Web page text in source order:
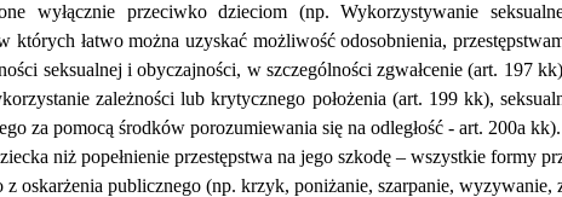
wyłącznie przeciwko dzieciom (np. Wykorzystywanie
których łatwo można uzyskać możliwośćodosobnienia, przestę
ści seksualnej i obyczajności, w szczególności zgwałcenie (art. 197
zależności lub krytycznego położenia (art. 199 kk),
za pomocą środków porozumiewania się na odległość - art. 200a kk).
niż popełnienie przestępstwa na jego szkodę – wszystkie formy
z oskarżenia publicznego (np. krzyk, poniżanie, szarpanie, wyzywanie,